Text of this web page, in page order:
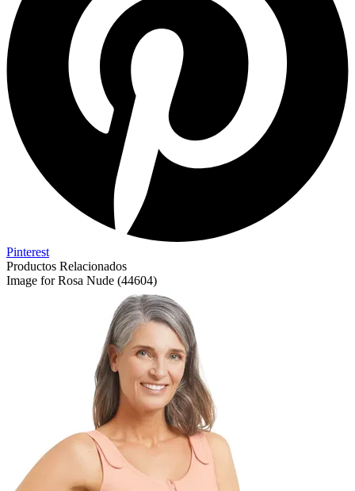
Pinterest
Productos Relacionados
Image for Rosa Nude (44604)